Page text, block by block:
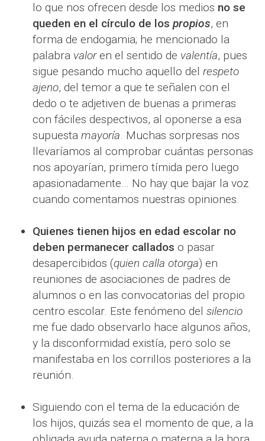
lo que nos ofrecen desde los medios no se
queden en el círculo de los propios, en
forma de endogamia; he mencionado la
palabra valoren el sentido de valentía, pues
sigue pesando mucho aquello del respeto
ajeno, del temor a que te señalen con el
dedo o te adjetiven de buenas a primeras
con fáciles despectivos, al oponerse a esa
supuesta mayoría. Muchas sorpresas nos
llevaríamos al comprobar cuántas personas
nos apoyarían, primero tímida pero luego
apasionadamente… No hay que bajar la voz
cuando comentamos nuestras opiniones.
Quienes tienen hijos en edad escolar no
deben permanecer callados o pasar
desapercibidos (quien calla otorga) en
reuniones de asociaciones de padres de
alumnos o en las convocatorias del propio
centro escolar. Este fenómeno del silencio
me fue dado observarlo hace algunos años,
y la disconformidad existía, pero solo se
manifestaba en los corrillos posteriores a la
reunión.
Siguiendo con el tema de la educación de
los hijos, quizás sea el momento de que, a la